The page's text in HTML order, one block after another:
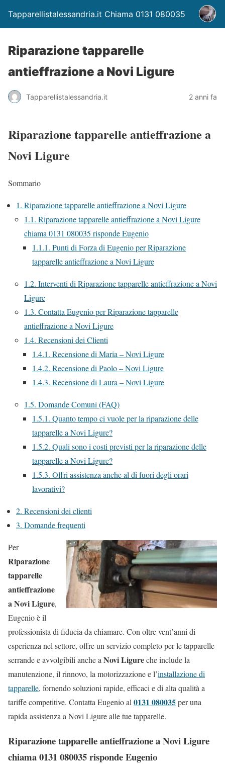
Tapparellistalessandria.it Chiama 0131 080035
Riparazione tapparelle
antieffrazione a Novi Ligure
Tapparellistalessandria.it 2 anni fa
Riparazione tapparelle antieffrazione a
Novi Ligure
Sommario
1. Riparazione tapparelle antieffrazione a Novi Ligure
1.1. Riparazione tapparelle antieffrazione a Novi Ligure
chiama 0131 080035 risponde Eugenio
1.1.1. Punti di Forza di Eugenio per Riparazione
tapparelle antieffrazione a Novi Ligure
1.2. Interventi di Riparazione tapparelle antieffrazione a Novi
Ligure
1.3. Contatta Eugenio per Riparazione tapparelle
antieffrazione a Novi Ligure
1.4. Recensioni dei Clienti
1.4.1. Recensione di Maria – Novi Ligure
1.4.2. Recensione di Paolo – Novi Ligure
1.4.3. Recensione di Laura – Novi Ligure
1.5. Domande Comuni (FAQ)
1.5.1. Quanto tempo ci vuole per la riparazione delle
tapparelle a Novi Ligure?
1.5.2. Quali sono i costi previsti per la riparazione delle
tapparelle a Novi Ligure?
1.5.3. Offri assistenza anche al di fuori degli orari
lavorativi?
2. Recensioni dei clienti
3. Domande frequenti
Per
Riparazione
tapparelle
antieffrazione
a Novi Ligure,
Eugenio è il
professionista di fiducia da chiamare. Con oltre vent’anni di
esperienza nel settore, offre un servizio completo per le tapparelle
serrande e avvolgibili anche a Novi Ligureche include la
manutenzione, il rinnovo, la motorizzazione e l’installazione di
tapparelle, fornendo soluzioni rapide, efficaci e di alta qualità a
tariffe competitive. Contatta Eugenio al 0131 080035per una
rapida assistenza a Novi Ligure alle tue tapparelle.
Riparazione tapparelle antieffrazione a Novi Ligure
chiama 0131 080035 risponde Eugenio